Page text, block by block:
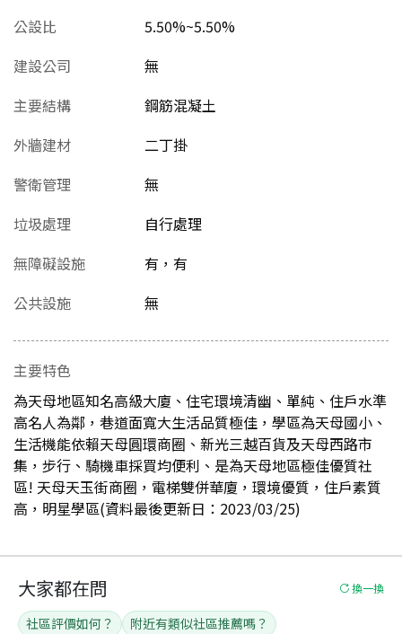
公設比
5.50%~5.50%
建設公司
無
主要結構
鋼筋混凝土
外牆建材
二丁掛
警衛管理
無
垃圾處理
自行處理
無障礙設施
有，有
公共設施
無
主要特色
為天母地區知名高級大廈、住宅環境清幽、單純、住戶水準
高名人為鄰，巷道面寬大生活品質極佳，學區為天母國小、
生活機能依賴天母圓環商圈、新光三越百貨及天母西路市
集，步行、騎機車採買均便利、是為天母地區極佳優質社
區! 天母天玉街商圈，電梯雙併華廈，環境優質，住戶素質
高，明星學區(資料最後更新日：2023/03/25)
大家都在問 換一換
社區評價如何？
附近有類似社區推薦嗎？